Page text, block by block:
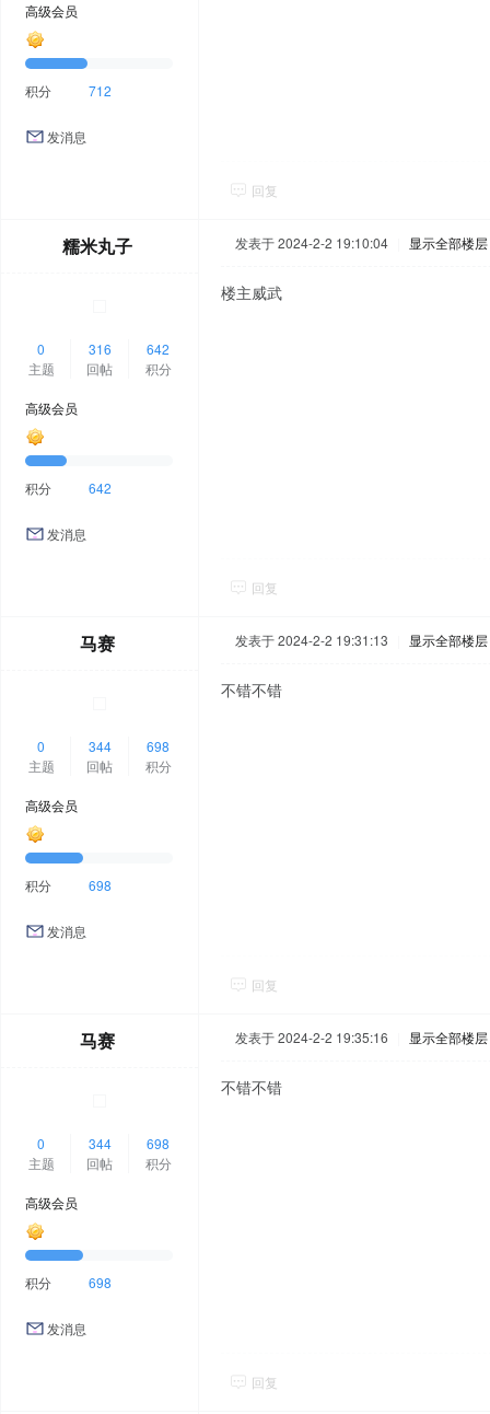
高级会员
积分 712
发消息
回复
糯米丸子
0
主题
316
回帖
642
积分
高级会员
积分 642
发消息
发表于 2024-2-2 19:10:04 显示全部楼层
楼主威武
回复
马赛
0
主题
344
回帖
698
积分
高级会员
积分 698
发消息
发表于 2024-2-2 19:31:13 显示全部楼层
不错不错
回复
马赛
0
主题
344
回帖
698
积分
高级会员
积分 698
发消息
发表于 2024-2-2 19:35:16 显示全部楼层
不错不错
回复